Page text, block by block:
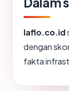
laflo.co.id
dengan
fakta